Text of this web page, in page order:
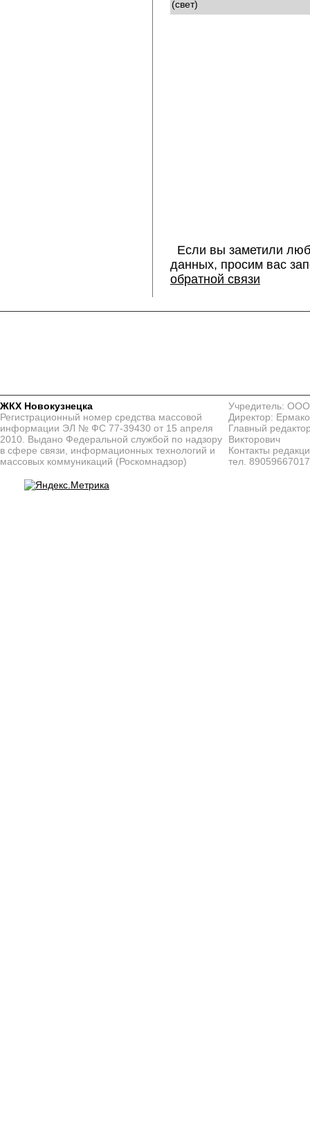
(свет)
Если вы заметили
данных, просим вас
обратной связи
ЖКХ Новокузнецка
Регистрационный номер средства массовой
информации ЭЛ № ФС 77-39430 от 15 апреля
2010. Выдано Федеральной службой по надзору
в сфере связи, информационных технологий и
массовых коммуникаций (Роскомнадзор)
Учредитель:
Директор:
Главный
Викторович
Контакты
тел. 89059667017